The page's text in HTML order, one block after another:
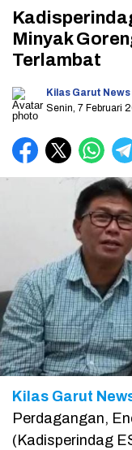
Minyak
Terlambat
Kilas Garut News
Senin, 7 Februari
Kilas Garut
Perdagangan,
(Kadisperindag